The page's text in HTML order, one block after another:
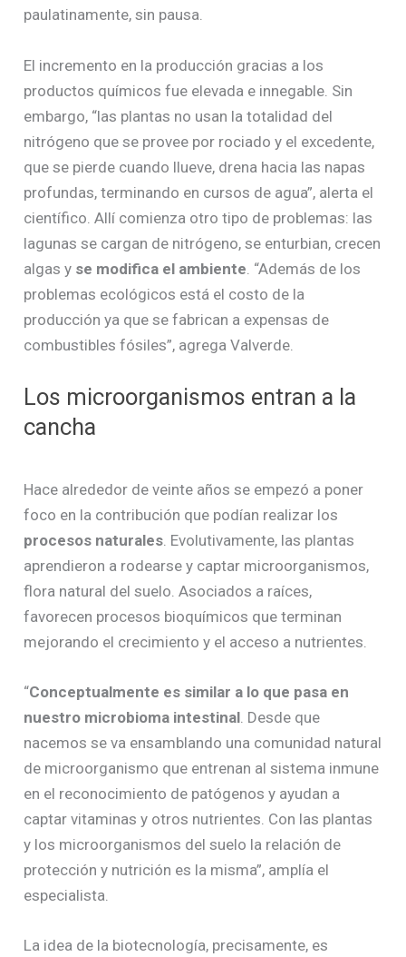
paulatinamente, sin pausa.
El incremento en la producción gracias a los
productos químicos fue elevada e innegable. Sin
embargo, “las plantas no usan la totalidad del
nitrógeno que se provee por rociado y el excedente,
que se pierde cuando llueve, drena hacia las napas
profundas, terminando en cursos de agua”, alerta el
científico. Allí comienza otro tipo de problemas: las
lagunas se cargan de nitrógeno, se enturbian, crecen
algas y se modifica el ambiente . “Además de los
problemas ecológicos está el costo de la
producción ya que se fabrican a expensas de
combustibles fósiles”, agrega Valverde.
Los microorganismos entran a la
cancha
Hace alrededor de veinte años se empezó a poner
foco en la contribución que podían realizar los
procesos naturales. Evolutivamente, las plantas
aprendieron a rodearse y captar microorganismos,
flora natural del suelo. Asociados a raíces,
favorecen procesos bioquímicos que terminan
mejorando el crecimiento y el acceso a nutrientes.
“Conceptualmente es similar a lo que pasa en
nuestro microbioma intestinal. Desde que
nacemos se va ensamblando una comunidad natural
de microorganismo que entrenan al sistema inmune
en el reconocimiento de patógenos y ayudan a
captar vitaminas y otros nutrientes. Con las plantas
y los microorganismos del suelo la relación de
protección y nutrición es la misma”, amplía el
especialista.
La idea de la biotecnología, precisamente, es